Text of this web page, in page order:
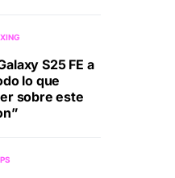
S25 FE a
lo que
sobre este